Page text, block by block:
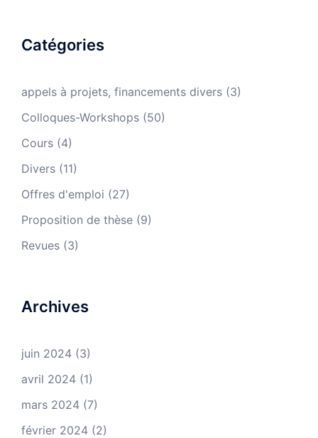
Catégories
appels à projets, financements divers (3)
Colloques-Workshops (50)
Cours (4)
Divers (11)
Offres d'emploi (27)
Proposition de thèse (9)
Revues (3)
Archives
juin 2024 (3)
avril 2024 (1)
mars 2024 (7)
février 2024 (2)